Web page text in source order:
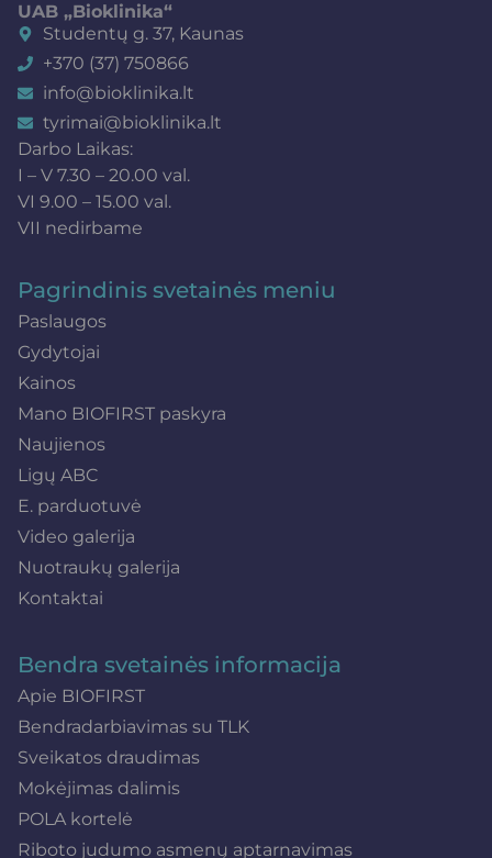
UAB „Bioklinika“
Studentų g. 37, Kaunas
+370 (37) 750866
info@bioklinika.lt
tyrimai@bioklinika.lt
Darbo Laikas:
I – V 7.30 – 20.00 val.
VI 9.00 – 15.00 val.
VII nedirbame
Pagrindinis svetainės meniu
Paslaugos
Gydytojai
Kainos
Mano BIOFIRST paskyra
Naujienos
Ligų ABC
E. parduotuvė
Video galerija
Nuotraukų galerija
Kontaktai
Bendra svetainės informacija
Apie BIOFIRST
Bendradarbiavimas su TLK
Sveikatos draudimas
Mokėjimas dalimis
POLA kortelė
Riboto judumo asmenų aptarnavimas